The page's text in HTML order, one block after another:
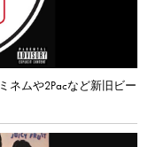
ムや2Pacなど新旧ビー